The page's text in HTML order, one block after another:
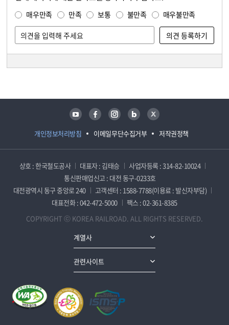
매우만족 만족 보통 불만족 매우불만족
개인정보처리방침 이메일무단수집거부 저작권정책
유튜브 페이스북 인스타그램 블로그 트위터
상호 : 한국철도공사 대표자 : 김태승
사업자등록 : 314-82-10024
통신판매업신고 : 대전 동구-0233호
대전광역시 동구 중앙로 240
고객센터 : 1588-7788(이용료 : 발신자부담)
대표전화 : 042-472-5000
팩스 : 02-361-8385
COPYRIGHT ⓒ KOREA RAILROAD. ALL RIGHTS RESERVED.
계열사
관련사이트